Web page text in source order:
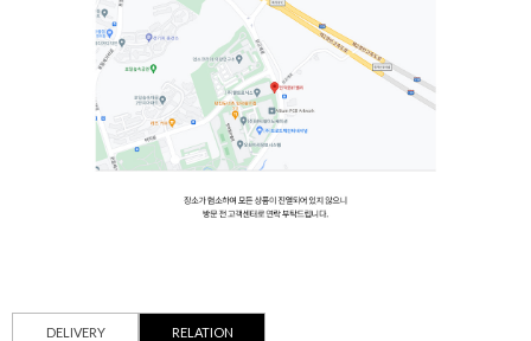
DELIVERY RELATION